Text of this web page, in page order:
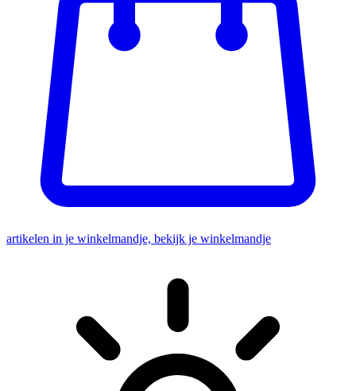
artikelen in je winkelmandje, bekijk je winkelmandje